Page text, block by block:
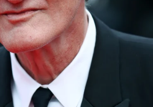
WhatsappFacebook
a rodar
The Movie